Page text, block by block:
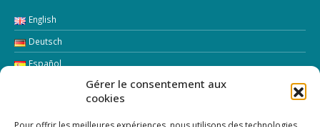
Gérer le consentement aux
cookies
English
Deutsch
Español
LETTRE D’INFORMATION